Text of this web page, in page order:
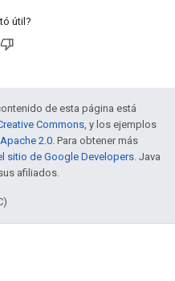
útil?
de esta página está
Commons, y los ejemplos
2.0. Para obtener más
sitio de Google Developers. Java
afiliados.